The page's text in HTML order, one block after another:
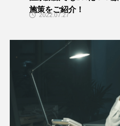
施策をご紹介！
2022.07.27